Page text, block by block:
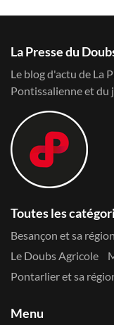
La Presse du
Le blog d'actu de La
Pontissalienne et du
Toutes les
Besançon et sa région
Le Doubs Agricole
Pontarlier et sa
Menu